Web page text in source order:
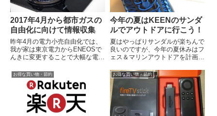
2017年4月から都市ガスの
自由化に向けて情報収集
昨年4月の電力小売自由化では、
我が家は東京電力からENEOSで
んきに変更することで大幅な電気
2017年4月からは都市ガスの小売
り自...
今年の夏はKEENのサンダ
ルでアウトドアに行こう！
夏はやっぱりサンダルが楽ちんで
良いのですが、今年の夏休みはフ
ェス＆マリンアウトドアを計画し
と違ってもう少ししっかりしてい
るサンダル...
お得な買い物・節約 お得な買い物・節約